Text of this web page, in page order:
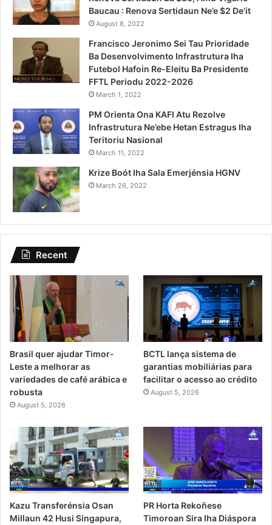
Baucau : Renova Sertidaun Ne’e $2 De’it
August 8, 2022
Francisco Jeronimo Sei Tau Prioridade
Ba Desenvolvimento Infrastrutura Iha
Futebol Hafoin Re-Eleitu Ba Presidente
FFTL Periodu 2022-2026
March 1, 2022
PM Orienta Ona KAFI Atu Rezolve
Infrastrutura Ne’ebe Hetan Estragus Iha
Teritoriu Nasional
March 11, 2022
Krize Boót Iha Sala Emerjénsia HGNV
March 26, 2022
Recent
Brasil quer ajudar Timor-
Leste a melhorar as
variedades de café arábica e
robusta
August 5, 2026
BCTL lança sistema de
garantias mobiliárias para
facilitar o acesso ao crédito
August 5, 2026
Kazu Transferénsia Osan
Millaun 42 Husi Singapura,
PR Horta Rekoñese
Timoroan Sira Iha Diáspora